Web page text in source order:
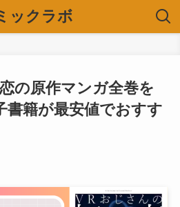
ックラボ
の原作マンガ全巻を
書籍が最安値でおすす